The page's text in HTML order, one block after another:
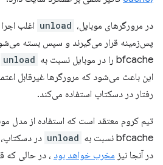
در مرورگرهای موبایل، unload اغلب
پس‌زمینه قرار می‌گیرند و سپس بسته
bfcache را در موبایل نسبت به
unload
این باعث می‌شود که مرورگرها غیرقابل
رفتار در دسکتاپ استفاده می‌کند.
تیم کروم معتقد است که استفاده از مدل
bfcache نسبت به
unload در دسکتاپ،
در آنجا نیز مخرب خواهد بود ، در حالی که